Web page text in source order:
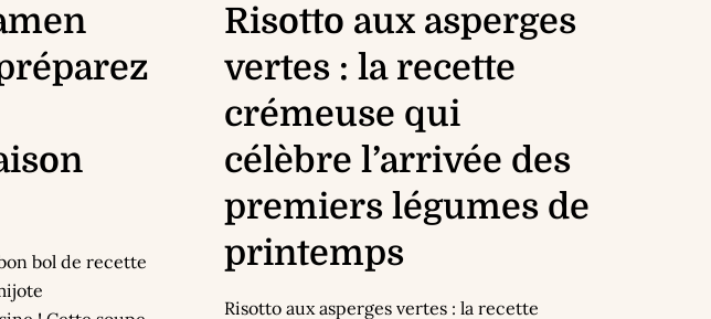
bol de recette
Risotto aux asperges
vertes : la recette
crémeuse qui
célèbre l’arrivée des
premiers légumes de
printemps
Risotto aux asperges vertes : la recette